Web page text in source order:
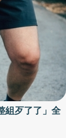
組歹了了」全